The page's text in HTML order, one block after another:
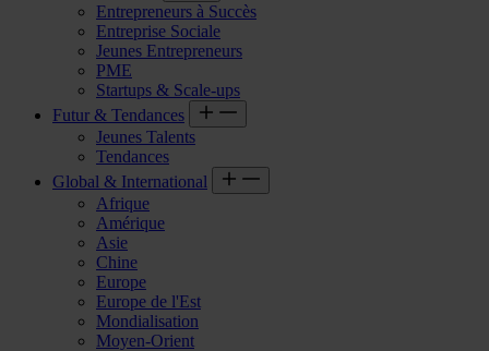
Entrepreneurs à Succès
Entreprise Sociale
Jeunes Entrepreneurs
PME
Startups & Scale-ups
Futur & Tendances
Jeunes Talents
Tendances
Global & International
Afrique
Amérique
Asie
Chine
Europe
Europe de l'Est
Mondialisation
Moyen-Orient